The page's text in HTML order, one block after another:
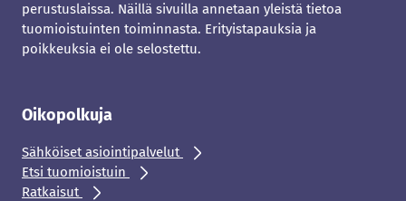
perustuslaissa. Näillä sivuilla annetaan yleistä tietoa
tuomioistuinten toiminnasta. Erityistapauksia ja
poikkeuksia ei ole selostettu.
Oikopolkuja
Sähköiset asiointipalvelut
Etsi tuomioistuin
Ratkaisut